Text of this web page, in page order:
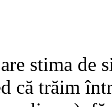
stima de
într-o